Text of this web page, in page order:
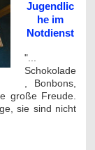
Jugendlic
he im
Notdienst
"...
Schokolade
, Bonbons,
große Freude.
sie sind nicht